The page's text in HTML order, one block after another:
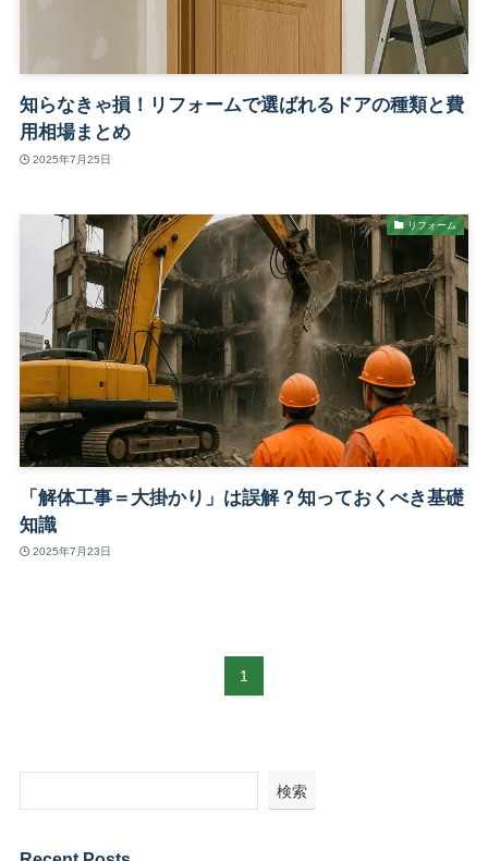
知らなきゃ損！リフォームで選ばれるドアの種類と費
用相場まとめ
2025年7月25日
リフォーム
「解体工事＝大掛かり」は誤解？知っておくべき基礎
知識
2025年7月23日
1
検索